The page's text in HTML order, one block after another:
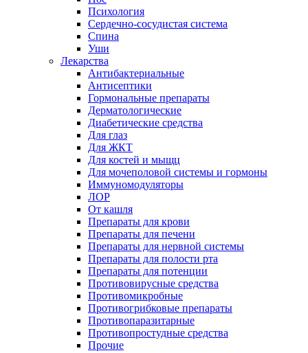
Психология
Сердечно-сосудистая система
Спина
Уши
Лекарства
Антибактериальные
Антисептики
Гормональные препараты
Дерматологические
Диабетические средства
Для глаз
Для ЖКТ
Для костей и мыщц
Для мочеполовой системы и гормоны
Иммуномодуляторы
ЛОР
От кашля
Препараты для крови
Препараты для печени
Препараты для нервной системы
Препараты для полости рта
Препараты для потенции
Противовирусные средства
Противомикробные
Противогрибковые препараты
Противопаразитарные
Противопростудные средства
Прочие